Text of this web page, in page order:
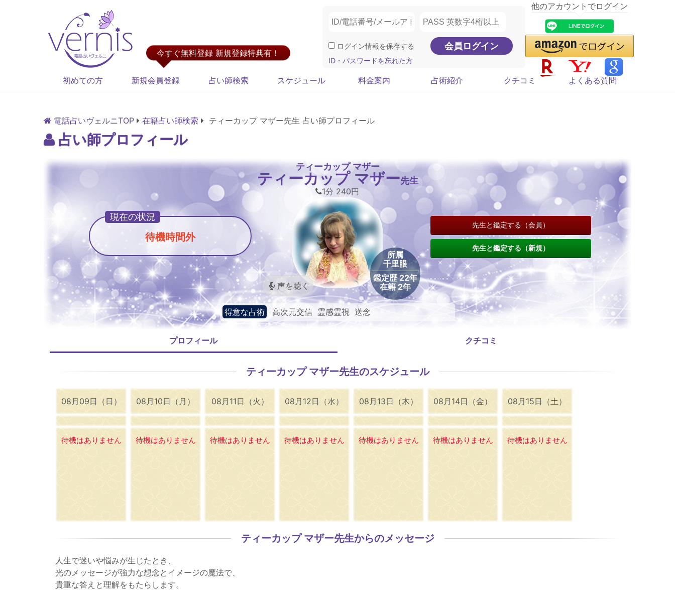
今すぐ無料登録 新規登録特典有！
ログイン情報を保存する
ID・パスワードを忘れた方
他のアカウントでログイン
初めての方 新規会員登録 占い師検索 スケジュール 料金案内 占術紹介 クチコミ よくある質問
電話占いヴェルニTOP 在籍占い師検索 ティーカップ マザー先生 占い師プロフィール
占い師プロフィール
ティーカップ マザー
ティーカップ マザー先生
声を聴く
所属
千里眼
鑑定歴 22年
在籍 2年
得意な占術 高次元交信 霊感霊視 送念
1分 240円
待機時間外
先生と鑑定する（会員）
先生と鑑定する（新規）
プロフィール クチコミ
ティーカップ マザー先生のスケジュール
08月09日（日）
待機はありません
08月10日（月）
待機はありません
08月11日（火）
待機はありません
08月12日（水）
待機はありません
08月13日（木）
待機はありません
08月14日（金）
待機はありません
08月15日（土）
待機はありません
ティーカップ マザー先生からのメッセージ
人生で迷いや悩みが生じたとき、
光のメッセージが強力な想念とイメージの魔法で、
貴重な答えと理解をもたらします。